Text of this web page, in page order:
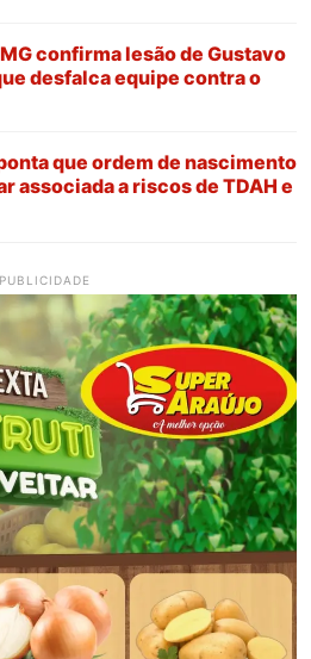
confirma lesão de Gustavo
desfalca equipe contra o
que ordem de nascimento
associada a riscos de TDAH e
PUBLICIDADE